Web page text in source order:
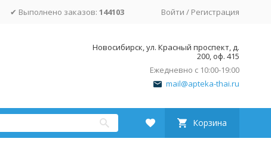
✔ Выполнено заказов: 144103 Войти / Регистрация
Новосибирск, ул. Красный проспект, д.
200, оф. 415
Ежедневно с 10:00-19:00
mail@apteka-thai.ru
Корзина